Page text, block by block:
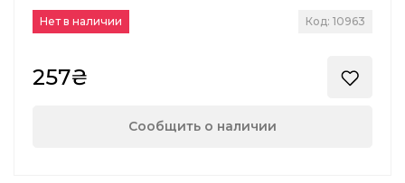
Нет в наличии Код: 10963
257₴
Сообщить о наличии